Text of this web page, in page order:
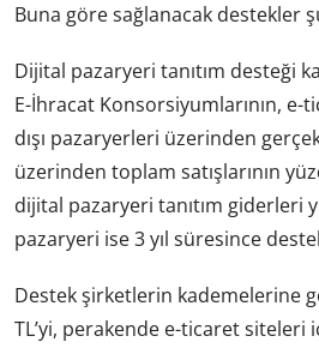
Buna göre sağlanacak destekler
Dijital pazaryeri tanıtım desteği
E-İhracat Konsorsiyumlarının,
dışı pazaryerleri üzerinden
üzerinden toplam satışlarının
dijital pazaryeri tanıtım giderleri
pazaryeri ise 3 yıl süresince
Destek şirketlerin kademelerine
TL’yi, perakende e-ticaret siteleri